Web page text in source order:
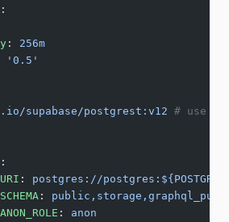
:
: 256m
'0.5'
supabase/postgrest:v12 # use
:
: postgres://
:
: anon